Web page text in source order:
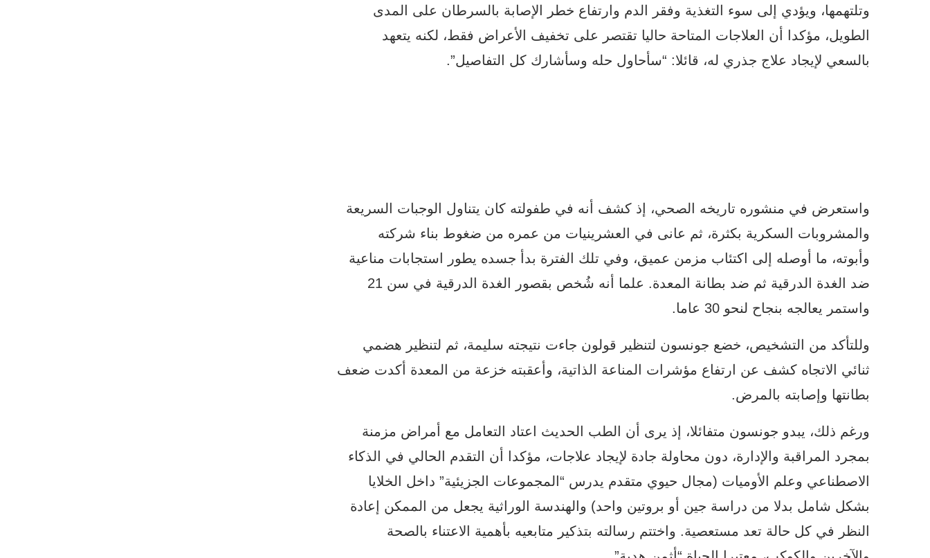
وتلتهمها، ويؤدي إلى سوء التغذية وفقر الدم وارتفاع خطر الإصابة بالسرطان على المدى
الطويل، مؤكدا أن العلاجات المتاحة حاليا تقتصر على تخفيف الأعراض فقط، لكنه يتعهد
بالسعي لإيجاد علاج جذري له، قائلا: “سأحاول حله وسأشارك كل التفاصيل”.
واستعرض في منشوره تاريخه الصحي، إذ كشف أنه في طفولته كان يتناول الوجبات السريعة
والمشروبات السكرية بكثرة، ثم عانى في العشرينيات من عمره من ضغوط بناء شركته
وأبوته، ما أوصله إلى اكتئاب مزمن عميق، وفي تلك الفترة بدأ جسده يطور استجابات مناعية
ضد الغدة الدرقية ثم ضد بطانة المعدة. علما أنه شُخص بقصور الغدة الدرقية في سن 21
واستمر يعالجه بنجاح لنحو 30 عاما.
وللتأكد من التشخيص، خضع جونسون لتنظير قولون جاءت نتيجته سليمة، ثم لتنظير هضمي
ثنائي الاتجاه كشف عن ارتفاع مؤشرات المناعة الذاتية، وأعقبته خزعة من المعدة أكدت ضعف
بطانتها وإصابته بالمرض.
ورغم ذلك، يبدو جونسون متفائلا، إذ يرى أن الطب الحديث اعتاد التعامل مع أمراض مزمنة
بمجرد المراقبة والإدارة، دون محاولة جادة لإيجاد علاجات، مؤكدا أن التقدم الحالي في الذكاء
الاصطناعي وعلم الأوميات (مجال حيوي متقدم يدرس “المجموعات الجزيئية” داخل الخلايا
بشكل شامل بدلا من دراسة جين أو بروتين واحد) والهندسة الوراثية يجعل من الممكن إعادة
النظر في كل حالة تعد مستعصية. واختتم رسالته بتذكير متابعيه بأهمية الاعتناء بالصحة